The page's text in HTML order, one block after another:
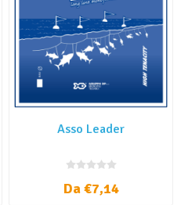
Asso Leader
Da €7,14